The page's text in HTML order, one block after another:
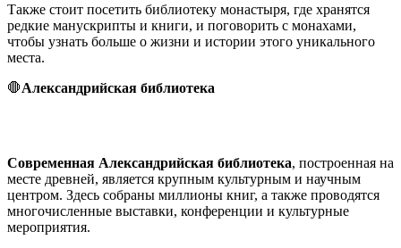
Также стоит посетить библиотеку монастыря, где хранятся
редкие манускрипты и книги, и поговорить с монахами,
чтобы узнать больше о жизни и истории этого уникального
места.
🛑Александрийская библиотека
Современная Александрийская библиотека, построенная на
месте древней, является крупным культурным и научным
центром. Здесь собраны миллионы книг, а также проводятся
многочисленные выставки, конференции и культурные
мероприятия.